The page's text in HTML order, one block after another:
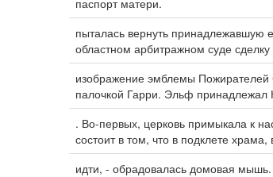
паспорт матери.
пыталась вернуть принадлежавшую
областном арбитражном суде
изображение эмблемы
палочкой Гарри. Эльф принадлежал
. Во-первых, церковь примыкала к
состоит в том, что в подклете
идти, - обрадовалась домовая